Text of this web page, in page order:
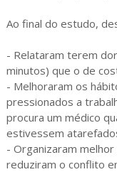
Ao final do estudo,
- Relataram terem
minutos) que o de
- Melhoraram os
pressionados a
procura um médico
estivessem
- Organizaram
reduziram o conflito